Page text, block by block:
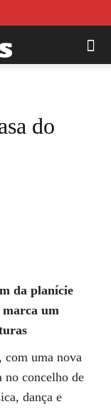
do
da planície
marca um
com uma nova
no concelho de
dança e